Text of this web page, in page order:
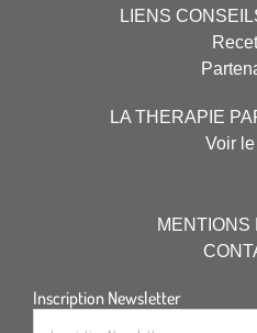
LIENS
LA THERAPIE
Voir
MENTIONS
Inscription Newsletter